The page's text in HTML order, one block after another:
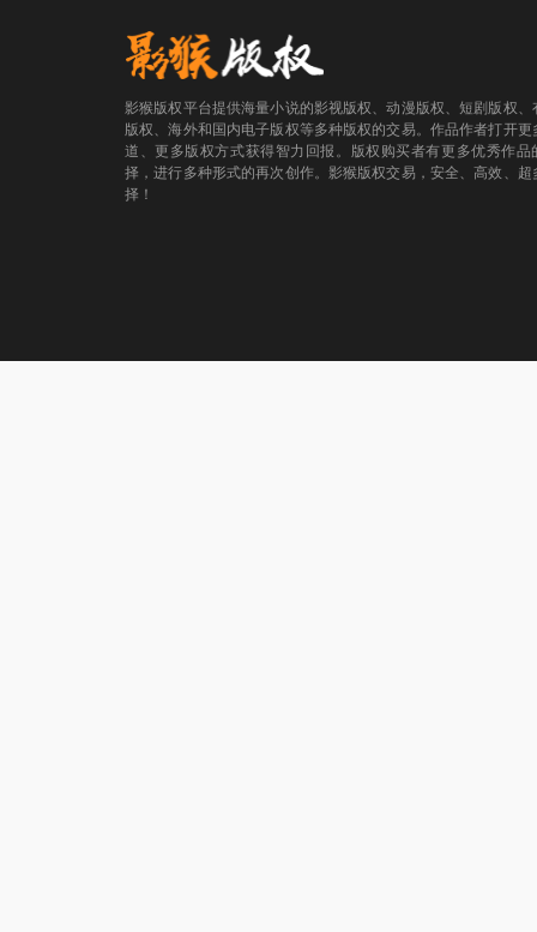
影猴版权平台提供海量小说的影视版权、动漫版权、短剧版权、
版权、海外和国内电子版权等多种版权的交易。作品作者打开更
道、更多版权方式获得智力回报。版权购买者有更多优秀作品
择，进行多种形式的再次创作。影猴版权交易，安全、高效、超
择！